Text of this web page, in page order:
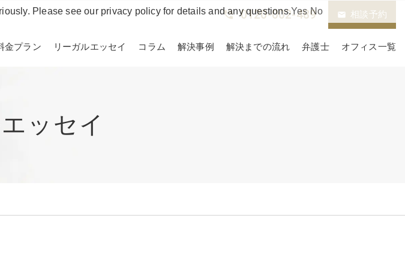
phone_in_talk 0120-002-489 email 相談予約
金プラン リーガルエッセイ コラム 解決事例 解決までの流れ 弁護士 オフィス一覧
ッセイ
Please see our privacy policy for details and any questions.Yes No